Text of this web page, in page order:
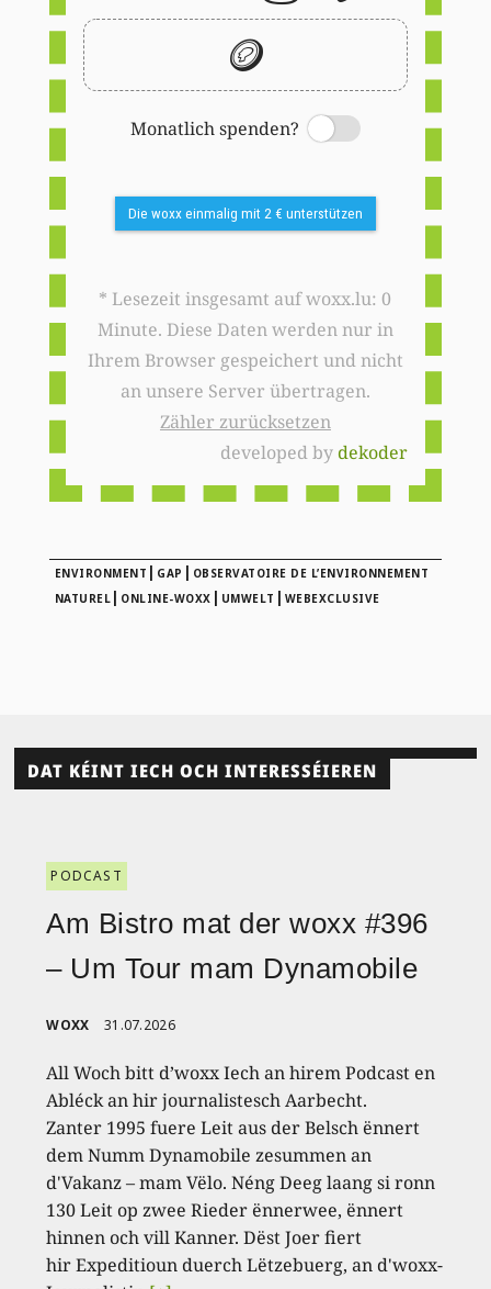
🪙
Monatlich spenden?
Switch
Die woxx einmalig mit 2 € unterstützen
* Lesezeit insgesamt auf woxx.lu: 0
Minute. Diese Daten werden nur in
Ihrem Browser gespeichert und nicht
an unsere Server übertragen.
Zähler zurücksetzen
developed bydekoder
ENVIRONMENT | GAP | OBSERVATOIRE DE L’ENVIRONNEMENT
NATUREL | ONLINE-WOXX | UMWELT | WEBEXCLUSIVE
DAT KÉINT IECH OCH INTERESSÉIEREN
PODCAST
Am Bistro mat der woxx #396
– Um Tour mam Dynamobile
WOXX 31.07.2026
All Woch bitt d’woxx Iech an hirem Podcast en
Abléck an hir journalistesch Aarbecht.
Zanter 1995 fuere Leit aus der Belsch ënnert
dem Numm Dynamobile zesummen an
d'Vakanz – mam Vëlo. Néng Deeg laang si ronn
130 Leit op zwee Rieder ënnerwee, ënnert
hinnen och vill Kanner. Dëst Joer fiert
hir Expeditioun duerch Lëtzebuerg, an d'woxx-